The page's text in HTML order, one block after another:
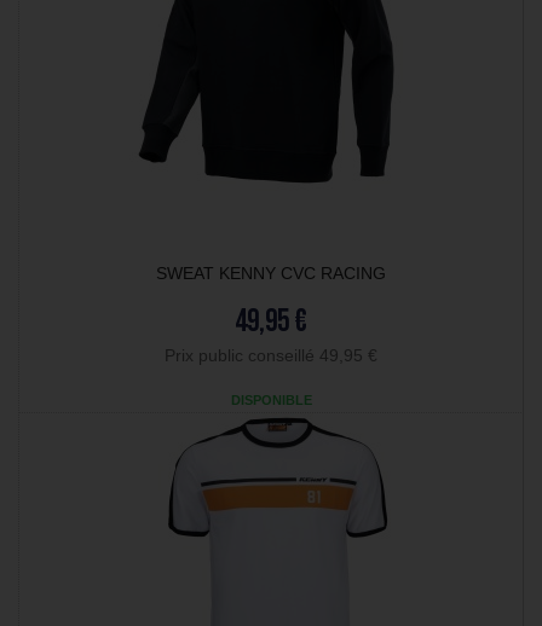
SWEAT KENNY CVC RACING
49,95 €
Prix public conseillé 49,95 €
DISPONIBLE